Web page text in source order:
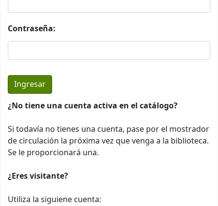
Contraseña:
¿No tiene una cuenta activa en el catálogo?
Si todavía no tienes una cuenta, pase por el mostrador
de circulación la próxima vez que venga a la biblioteca.
Se le proporcionará una.
¿Eres visitante?
Utiliza la siguiene cuenta: